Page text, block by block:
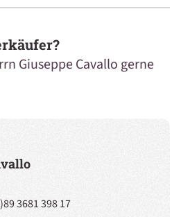
Giuseppe Cavallo gerne
3681 398 17